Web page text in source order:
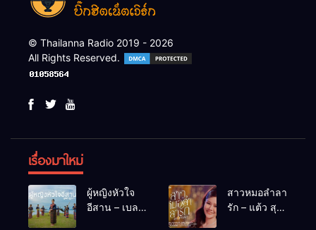
© Thailanna Radio 2019 - 2026
All Rights Reserved.
เรื่องมาใหม่
ผู้หญิงหัวใจ
อีสาน – เบลล์
สาวหมอลำลา
รัก – แต้ว สุ